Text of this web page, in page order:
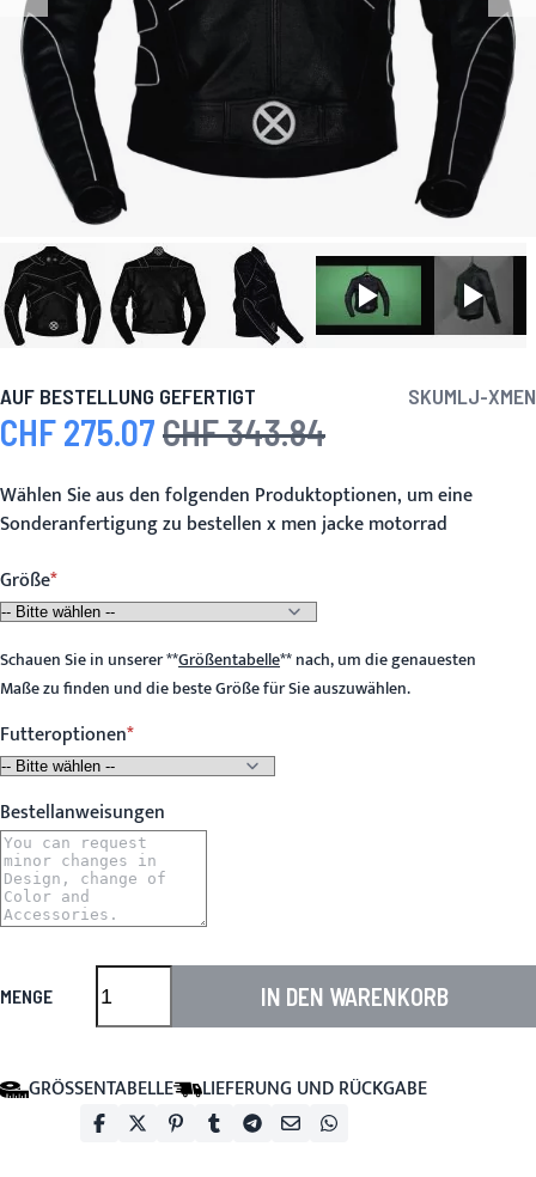
AUF BESTELLUNG GEFERTIGT SKUMLJ-XMEN
Sonderpreis
CHF 275.07 Regulärer Preis
CHF 343.84
Wählen Sie aus den folgenden Produktoptionen, um eine
Sonderanfertigung zu bestellen x men jacke motorrad
Größe
Schauen Sie in unserer**Größentabelle**nach, um die genauesten
Maße zu finden und die beste Größe für Sie auszuwählen.
Futteroptionen
Bestellanweisungen
MENGE IN DEN WARENKORB
GRÖSSENTABELLE LIEFERUNG UND RÜCKGABE